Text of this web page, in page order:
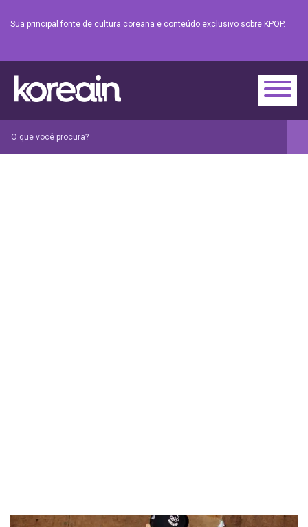
Sua principal fonte de cultura coreana e conteúdo exclusivo sobre KPOP.